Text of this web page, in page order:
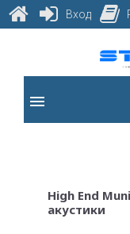
content
menu
High End
акустики
Вход